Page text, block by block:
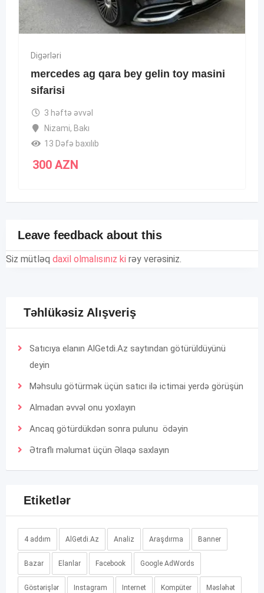
Digərləri
mercedes ag qara bey gelin toy masini
sifarisi
3 həftə əvvəl
Nizami, Bakı
13 Dəfə baxılıb
300 AZN
Leave feedback about this
Siz mütləq daxil olmalısınız ki rəy verəsiniz.
Təhlükəsiz Alışveriş
Satıcıya elanın AlGetdi.Az saytından götürüldüyünü
deyin
Məhsulu götürmək üçün satıcı ilə ictimai yerdə görüşün
Almadan əvvəl onu yoxlayın
Ancaq götürdükdən sonra pulunu ödəyin
Ətraflı məlumat üçün Əlaqə saxlayın
Etiketlər
4 addım AlGetdi.Az Analiz Araşdırma Banner
Bazar Elanlar Facebook Google AdWords
Göstərişlər Instagram Internet Kompüter Məsləhət